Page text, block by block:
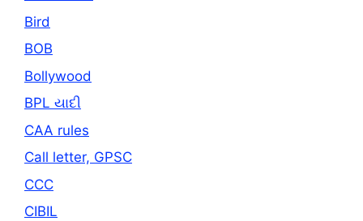
Bird
BOB
Bollywood
BPL યાદી
CAA rules
Call letter, GPSC
CCC
CIBIL